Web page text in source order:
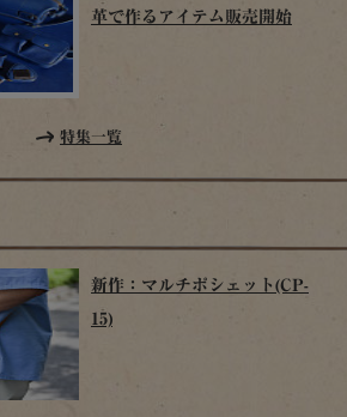
革で作るアイテム販売開始
特集一覧
新作：マルチポシェット(CP-
15)